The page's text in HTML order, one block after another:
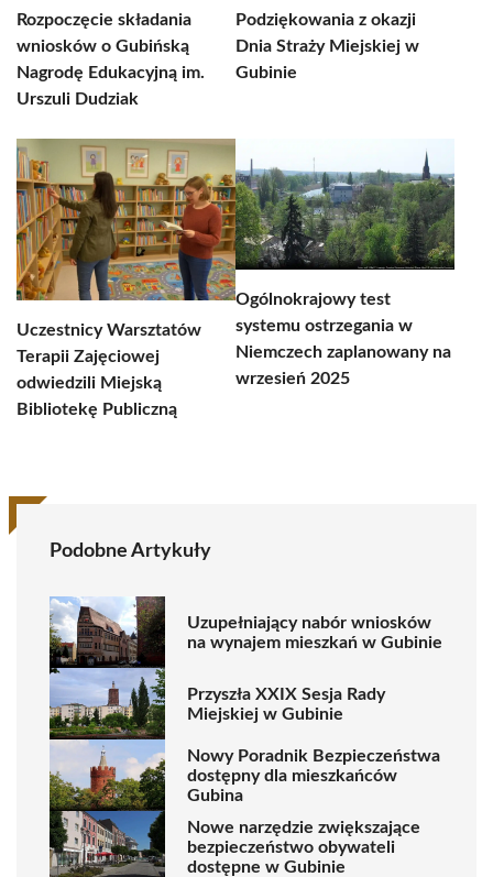
Rozpoczęcie składania
wniosków o Gubińską
Nagrodę Edukacyjną im.
Urszuli Dudziak
Podziękowania z okazji
Dnia Straży Miejskiej w
Gubinie
Uczestnicy Warsztatów
Terapii Zajęciowej
odwiedzili Miejską
Bibliotekę Publiczną
Ogólnokrajowy test
systemu ostrzegania w
Niemczech zaplanowany na
wrzesień 2025
Podobne Artykuły
Uzupełniający nabór wniosków
na wynajem mieszkań w Gubinie
Przyszła XXIX Sesja Rady
Miejskiej w Gubinie
Nowy Poradnik Bezpieczeństwa
dostępny dla mieszkańców
Gubina
Nowe narzędzie zwiększające
bezpieczeństwo obywateli
dostępne w Gubinie